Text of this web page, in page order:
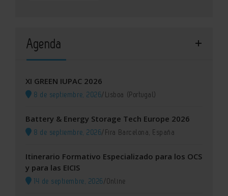
Agenda
XI GREEN IUPAC 2026
8 de septiembre, 2026/Lisboa (Portugal)
Battery & Energy Storage Tech Europe 2026
8 de septiembre, 2026/Fira Barcelona, España
Itinerario Formativo Especializado para los OCS
y para las EICIS
14 de septiembre, 2026/Online